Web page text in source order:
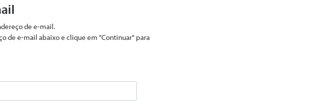
de e-mail.
de e-mail abaixo e clique em "Continuar" para